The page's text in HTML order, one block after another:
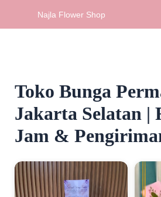
Najla Flower Shop
Toko Bunga
Jakarta Selatan |
Jam &